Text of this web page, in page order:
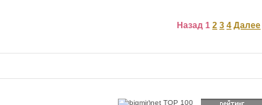
Назад 1 2 3 4 Далее